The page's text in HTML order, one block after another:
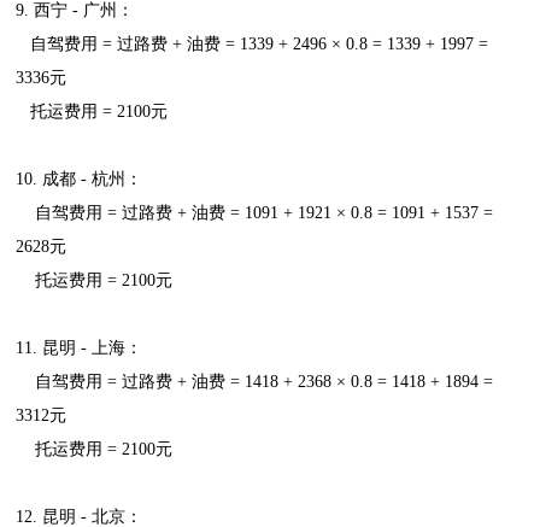
9. 西宁 - 广州：
自驾费用 = 过路费 + 油费 = 1339 + 2496 × 0.8 = 1339 + 1997 =
3336元
托运费用 = 2100元
10. 成都 - 杭州：
自驾费用 = 过路费 + 油费 = 1091 + 1921 × 0.8 = 1091 + 1537 =
2628元
托运费用 = 2100元
11. 昆明 - 上海：
自驾费用 = 过路费 + 油费 = 1418 + 2368 × 0.8 = 1418 + 1894 =
3312元
托运费用 = 2100元
12. 昆明 - 北京：